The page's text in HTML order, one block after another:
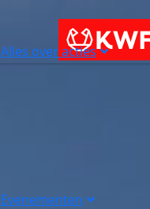
Alles over acties
Evenementen